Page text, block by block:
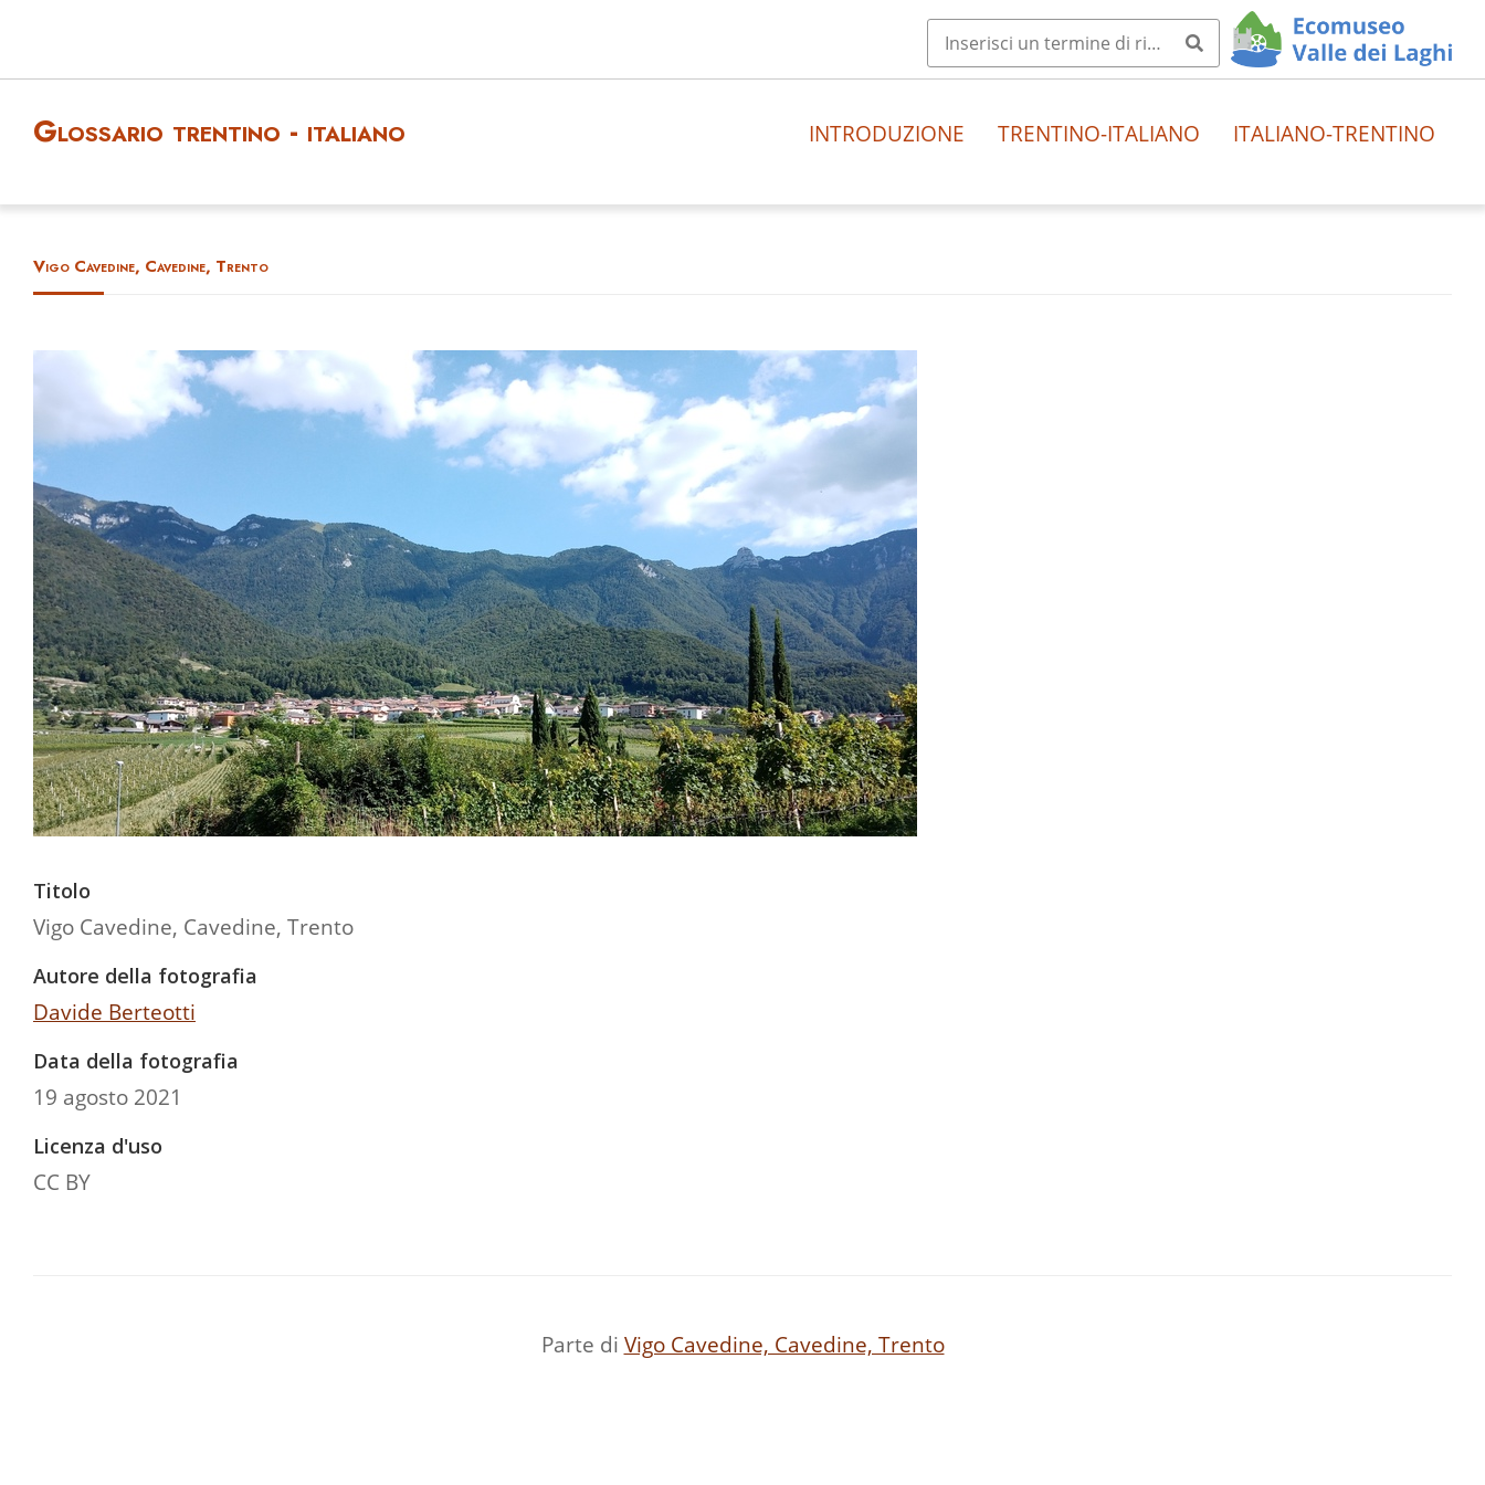
Glossario trentino - italiano INTRODUZIONE TRENTINO-ITALIANO ITALIANO-TRENTINO
Vigo Cavedine, Cavedine, Trento
Titolo
Vigo Cavedine, Cavedine, Trento
Autore della fotografia
Davide Berteotti
Data della fotografia
19 agosto 2021
Licenza d'uso
CC BY
Parte di Vigo Cavedine, Cavedine, Trento